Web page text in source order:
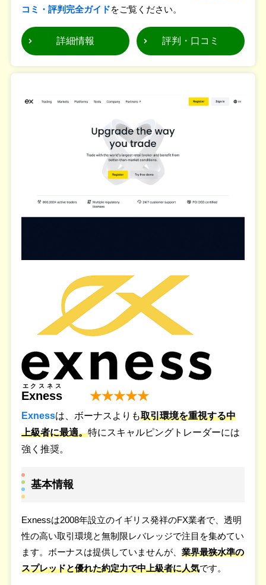
コミ・評判完全ガイドをご覧ください。
詳細情報 評判・口コミ
Exness
エクスネス
★★★★★
Exnessは、ボーナスよりも取引環境を重視する中
上級者に最適。特にスキャルピングトレーダーには
強く推奨。
基本情報
Exnessは2008年設立のイギリス発祥のFX業者で、透明
性の高い取引環境と無制限レバレッジで注目を集めてい
ます。ボーナスは提供していませんが、 業界最狭水準の
スプレッドと優れた約定力で中上級者に人気です。